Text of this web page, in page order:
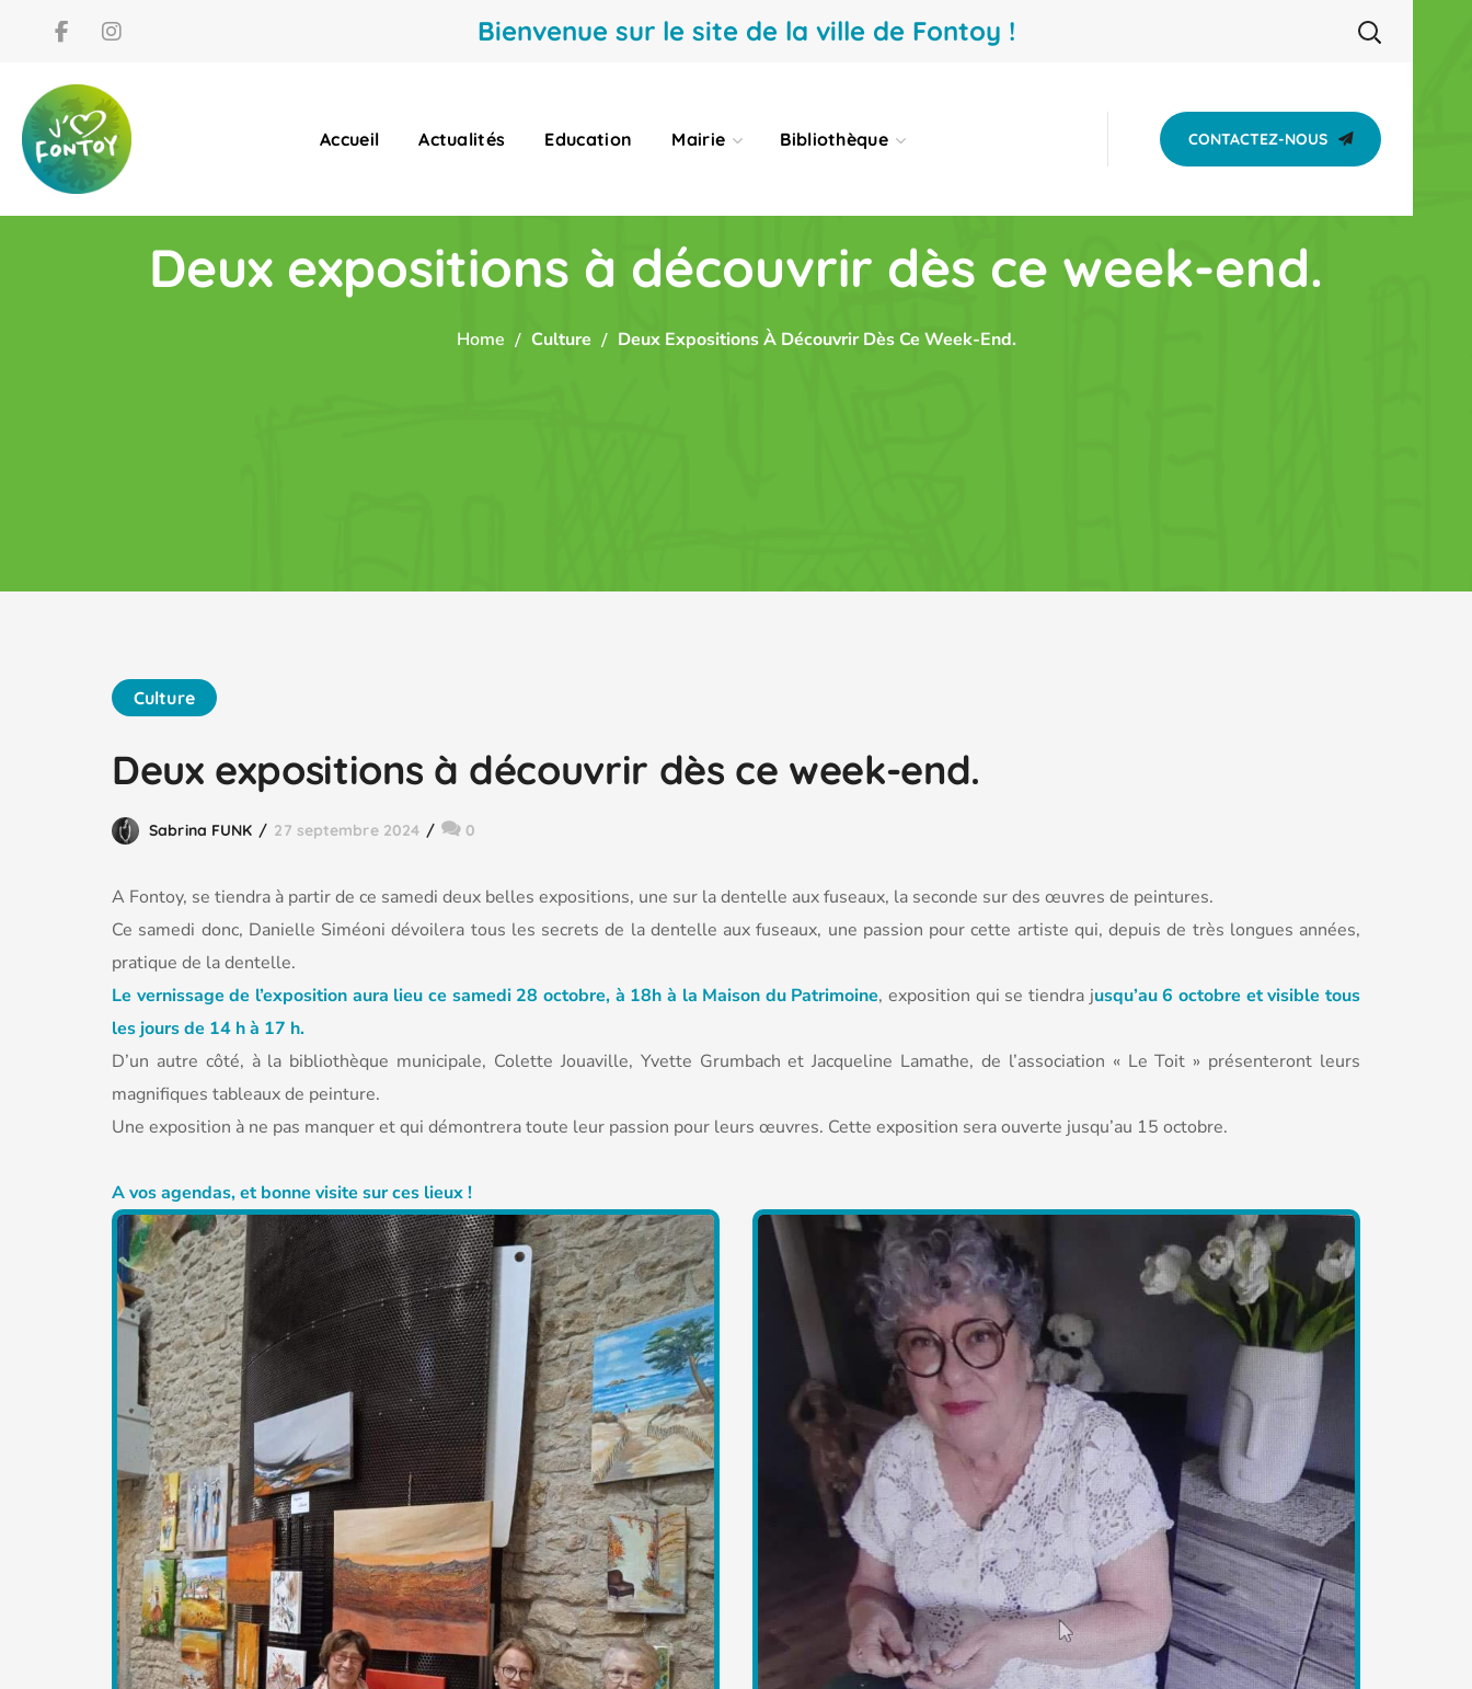
Bienvenue sur le site de la ville de Fontoy !
Accueil Actualités Education Mairie Bibliothèque CONTACTEZ-NOUS
Deux expositions à découvrir dès ce week-end.
Home Culture Deux Expositions À Découvrir Dès Ce Week-End.
Culture
Deux expositions à découvrir dès ce week-end.
Sabrina FUNK 27 septembre 2024 0
A Fontoy, se tiendra à partir de ce samedi deux belles expositions, une sur la dentelle aux fuseaux, la seconde sur des œuvres de peintures.
Ce samedi donc, Danielle Siméoni dévoilera tous les secrets de la dentelle aux fuseaux, une passion pour cette artiste qui, depuis de très longues années,
pratique de la dentelle.
Le vernissage de l’exposition aura lieu ce samedi 28 octobre, à 18h à la Maison du Patrimoine, exposition qui se tiendra jusqu’au 6 octobre et visible tous
les jours de 14 h à 17 h.
D’un autre côté, à la bibliothèque municipale, Colette Jouaville, Yvette Grumbach et Jacqueline Lamathe, de l’association « Le Toit » présenteront leurs
magnifiques tableaux de peinture.
Une exposition à ne pas manquer et qui démontrera toute leur passion pour leurs œuvres. Cette exposition sera ouverte jusqu’au 15 octobre.
A vos agendas, et bonne visite sur ces lieux !